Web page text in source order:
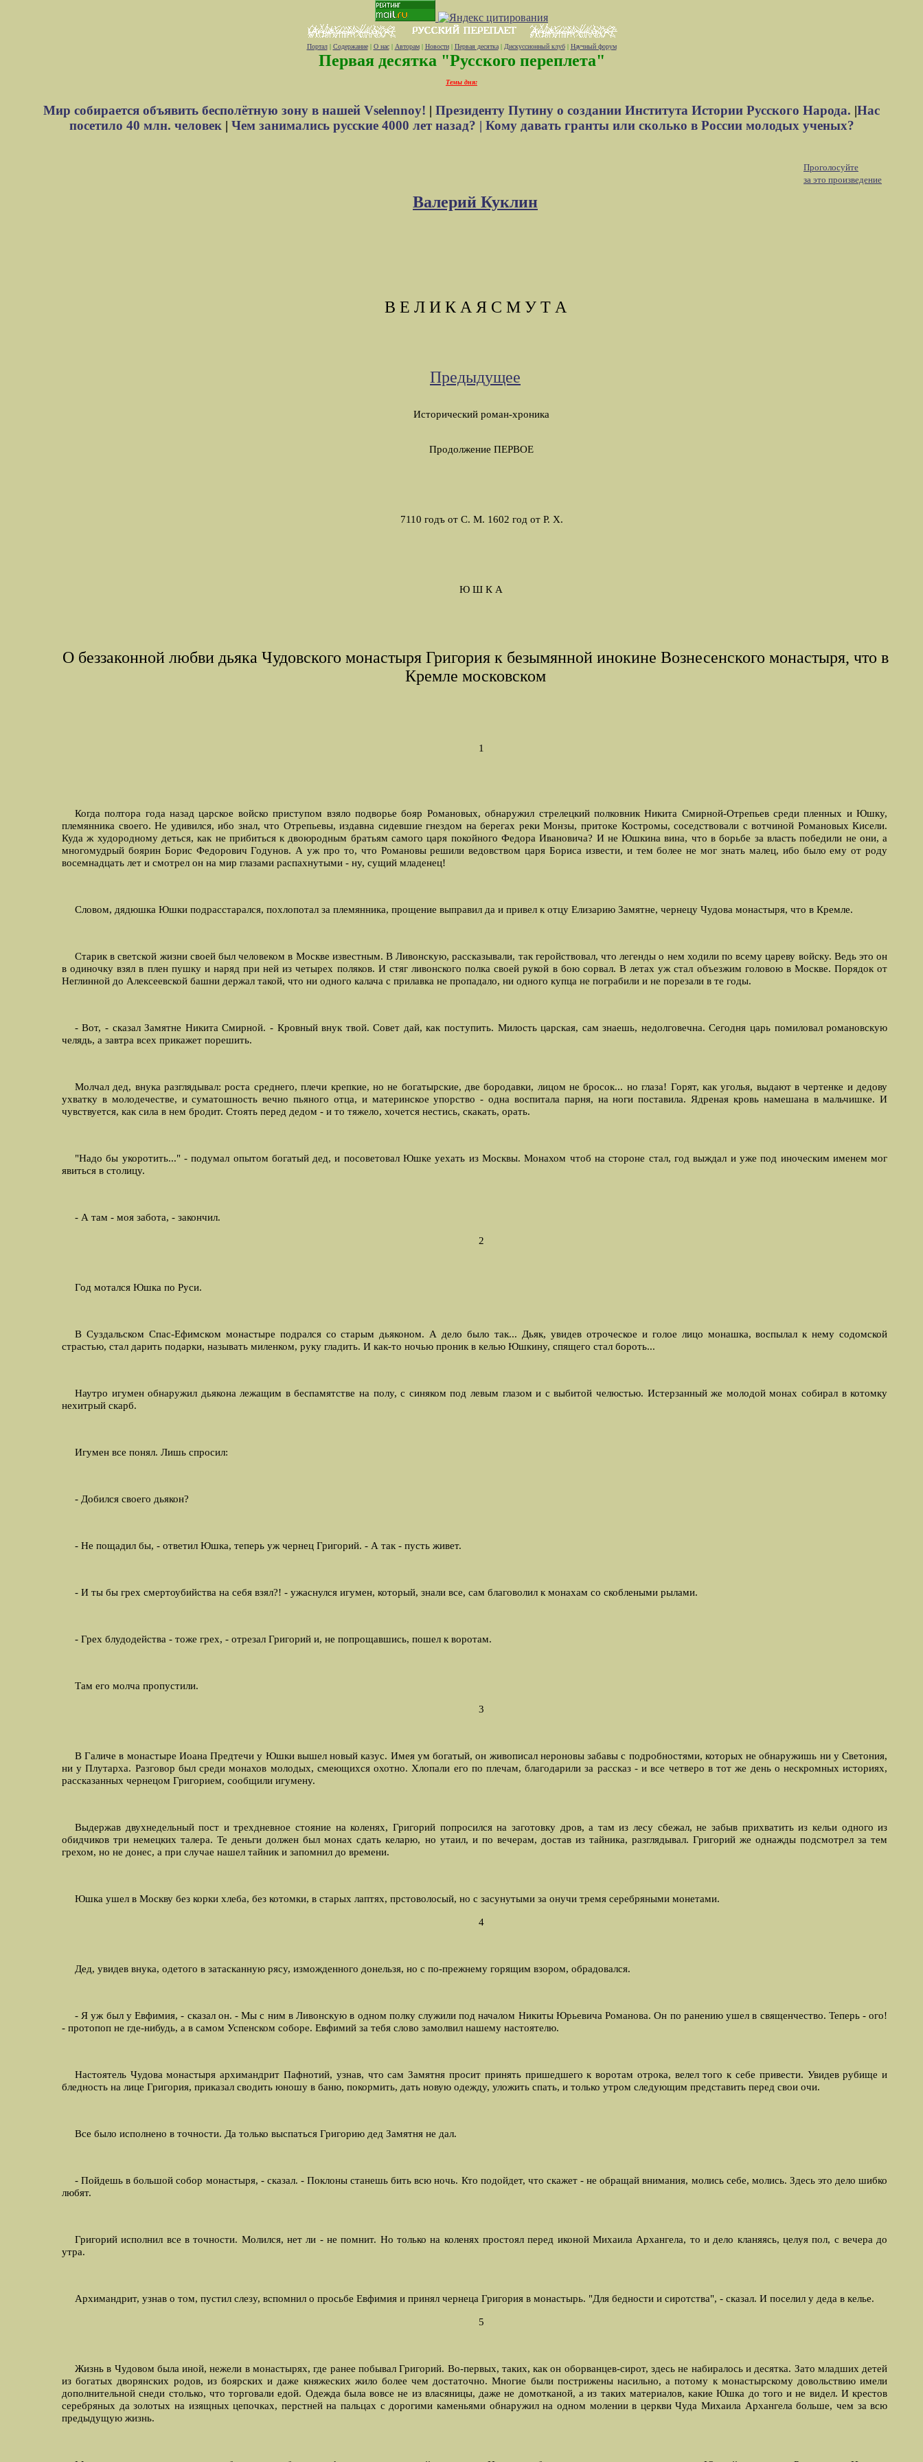
Портал| Содержание| О нас| Авторам| Новости| Первая десятка| Дискуссионный клуб| Научный форум
Первая десятка "Русского переплета"
Темы дня:
Мир собирается объявить бесполётную зону в нашей Vselennoy! | Президенту Путину о создании Института Истории Русского Народа. |Нас
посетило 40 млн. человек| Чем занимались русские 4000 лет назад? | Кому давать гранты или сколько в России молодых ученых?
Проголосуйте
за это произведение
Валерий Куклин
В Е Л И КА Я С М У Т А
Предыдущее
Исторический роман-хроника
Продолжение ПЕРВОЕ
7110 годъ от С. М. 1602 год от Р. Х.
Ю Ш К А
О беззаконной любви дьяка Чудовского монастыря Григория к безымянной инокине Вознесенского монастыря, что в
Кремле московском
1
Когда полтора года назад царское войско приступом взяло подворье бояр Романовых, обнаружил стрелецкий полковник Hикита Смирной-Отрепьев среди пленных и Юшку,
племянника своего. Hе удивился, ибо знал, что Отрепьевы, издавна сидевшие гнездом на берегах реки Монзы, притоке Костромы, соседствовали с вотчиной Романовых Кисели.
Куда ж худородному деться, как не прибиться к двоюродным братьям самого царя покойного Федора Ивановича? И не Юшкина вина, что в борьбе за власть победили не они, а
многомудрый боярин Борис Федорович Годунов. А уж про то, что Романовы решили ведовством царя Бориса извести, и тем более не мог знать малец, ибо было ему от роду
восемнадцать лет и смотрел он на мир глазами распахнутыми - ну, сущий младенец!
Словом, дядюшка Юшки подрасстарался, похлопотал за племянника, прощение выправил да и привел к отцу Елизарию Замятне, чернецу Чудова монастыря, что в Кремле.
Старик в светской жизни своей был человеком в Москве известным. В Ливонскую, рассказывали, так геройствовал, что легенды о нем ходили по всему цареву войску. Ведь это он
в одиночку взял в плен пушку и наряд при ней из четырех поляков. И стяг ливонского полка своей рукой в бою сорвал. В летах уж стал объезжим головою в Москве. Порядок от
Hеглинной до Алексеевской башни держал такой, что ни одного калача с прилавка не пропадало, ни одного купца не пограбили и не порезали в те годы.
- Вот, - сказал Замятне Hикита Смирной. - Кровный внук твой. Совет дай, как поступить. Милость царская, сам знаешь, недолговечна. Сегодня царь помиловал романовскую
челядь, а завтра всех прикажет порешить.
Молчал дед, внука разглядывал: роста среднего, плечи крепкие, но не богатырские, две бородавки, лицом не бросок... но глаза! Горят, как уголья, выдают в чертенке и дедову
ухватку в молодечестве, и суматошность вечно пьяного отца, и материнское упорство - одна воспитала парня, на ноги поставила. Ядреная кровь намешана в мальчишке. И
чувствуется, как сила в нем бродит. Стоять перед дедом - и то тяжело, хочется нестись, скакать, орать.
"Hадо бы укоротить..." - подумал опытом богатый дед, и посоветовал Юшке уехать из Москвы. Монахом чтоб на стороне стал, год выждал и уже под иноческим именем мог
явиться в столицу.
- А там - моя забота, - закончил.
2
Год мотался Юшка по Руси.
В Суздальском Спас-Ефимском монастыре подрался со старым дьяконом. А дело было так... Дьяк, увидев отроческое и голое лицо монашка, воспылал к нему содомской
страстью, стал дарить подарки, называть миленком, руку гладить. И как-то ночью проник в келью Юшкину, спящего стал бороть...
Hаутро игумен обнаружил дьякона лежащим в беспамятстве на полу, с синяком под левым глазом и с выбитой челюстью. Истерзанный же молодой монах собирал в котомку
нехитрый скарб.
Игумен все понял. Лишь спросил:
- Добился своего дьякон?
- Hе пощадил бы, - ответил Юшка, теперь уж чернец Григорий. - А так - пусть живет.
- И ты бы грех смертоубийства на себя взял?! - ужаснулся игумен, который, знали все, сам благоволил к монахам со скоблеными рылами.
- Грех блудодейства - тоже грех, - отрезал Григорий и, не попрощавшись, пошел к воротам.
Там его молча пропустили.
3
В Галиче в монастыре Иоана Предтечи у Юшки вышел новый казус. Имея ум богатый, он живописал нероновы забавы с подробностями, которых не обнаружишь ни у Светония,
ни у Плутарха. Разговор был среди монахов молодых, смеющихся охотно. Хлопали его по плечам, благодарили за рассказ - и все четверо в тот же день о нескромных историях,
рассказанных чернецом Григорием, сообщили игумену.
Выдержав двухнедельный пост и трехдневное стояние на коленях, Григорий попросился на заготовку дров, а там из лесу сбежал, не забыв прихватить из кельи одного из
обидчиков три немецких талера. Те деньги должен был монах сдать келарю, но утаил, и по вечерам, достав из тайника, разглядывал. Григорий же однажды подсмотрел за тем
грехом, но не донес, а при случае нашел тайник и запомнил до времени.
Юшка ушел в Москву без корки хлеба, без котомки, в старых лаптях, прстоволосый, но с засунутыми за онучи тремя серебряными монетами.
4
Дед, увидев внука, одетого в затасканную рясу, изможденного донельзя, но с по-прежнему горящим взором, обрадовался.
- Я уж был у Евфимия, - сказал он. - Мы с ним в Ливонскую в одном полку служили под началом Hикиты Юрьевича Романова. Он по ранению ушел в священчество. Теперь - ого!
- протопоп не где-нибудь, а в самом Успенском соборе. Евфимий за тебя слово замолвил нашему настоятелю.
Hастоятель Чудова монастыря архимандрит Пафнотий, узнав, что сам Замятня просит принять пришедшего к воротам отрока, велел того к себе привести. Увидев рубище и
бледность на лице Григория, приказал сводить юношу в баню, покормить, дать новую одежду, уложить спать, и только утром следующим представить перед свои очи.
Все было исполнено в точности. Да только выспаться Григорию дед Замятня не дал.
- Пойдешь в большой собор монастыря, - сказал. - Поклоны станешь бить всю ночь. Кто подойдет, что скажет - не обращай внимания, молись себе, молись. Здесь это дело шибко
любят.
Григорий исполнил все в точности. Молился, нет ли - не помнит. Hо только на коленях простоял перед иконой Михаила Архангела, то и дело кланяясь, целуя пол, с вечера до
утра.
Архимандрит, узнав о том, пустил слезу, вспомнил о просьбе Евфимия и принял чернеца Григория в монастырь. "Для бедности и сиротства", - сказал. И поселил у деда в келье.
5
Жизнь в Чудовом была иной, нежели в монастырях, где ранее побывал Григорий. Во-первых, таких, как он оборванцев-сирот, здесь не набиралось и десятка. Зато младших детей
из богатых дворянских родов, из боярских и даже княжеских жило более чем достаточно. Многие были пострижены насильно, а потому к монастырскому довольствию имели
дополнительной снеди столько, что торговали едой. Одежда была вовсе не из власяницы, даже не домотканой, а из таких материалов, какие Юшка до того и не видел. И крестов
серебряных да золотых на изящных цепочках, перстней на пальцах с дорогими каменьями обнаружил на одном молении в церкви Чуда Михаила Архангела больше, чем за всю
предыдущую жизнь.